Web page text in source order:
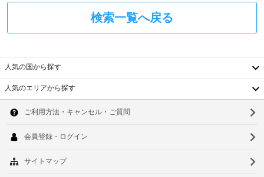
検索一覧へ戻る
人気の国から探す
韓
国
人気のエリアから探す
ウ